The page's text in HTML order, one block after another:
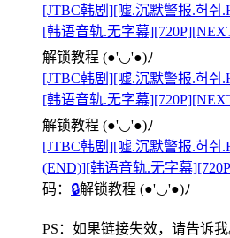
[JTBC韩剧][嘘.沉默警报.허쉬
[韩语音轨.无字幕
解锁教程 (●'◡'●)ﾉ
[JTBC韩剧][嘘.沉默警报.허쉬
[韩语音轨.无字幕
解锁教程 (●'◡'●)ﾉ
[JTBC韩剧][嘘.沉默警报.허쉬
(END)][韩语音轨.无字幕
码： 🔒解锁教程 (●'◡'●)ﾉ
PS：如果链接失效，请告诉